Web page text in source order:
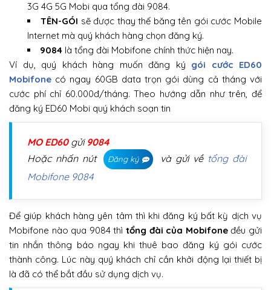
3G 4G 5G Mobi qua tổng đài 9084.
TÊN-GÓI sẽ được thay thế băng tên gói cước Mobile
Internet mà quý khách hàng chọn đăng ký.
9084 là tổng đài Mobifone chính thức hiện nay.
Ví dụ, quý khách hàng muốn đăng ký gói cước ED60
Mobifone có ngay 60GB data trọn gói dùng cả tháng với
cước phí chỉ 60.000đ/tháng. Theo hướng dẫn như trên, để
đăng ký ED60 Mobi quý khách soạn tin
MO ED60gửi 9084
Hoặc nhấn nút
Đăng ký và gửi về tổng đài
Mobifone 9084
Để giúp khách hàng yên tâm thì khi đăng ký bất kỳ dịch vụ
Mobifone nào qua 9084 thì tổng đài của Mobifoneđều gửi
tin nhắn thông báo ngay khi thuê bao đăng ký gói cước
thành công. Lúc này quý khách chỉ cần khởi động lại thiết bị
là đã có thể bắt đầu sử dụng dịch vụ.